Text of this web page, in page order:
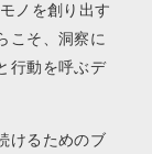
ノを創り出す
こそ、洞察に
行動を呼ぶデ
けるためのブ